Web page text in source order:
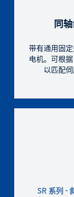
同
带有通用固
电机。可根
以匹配
SR 系列 -